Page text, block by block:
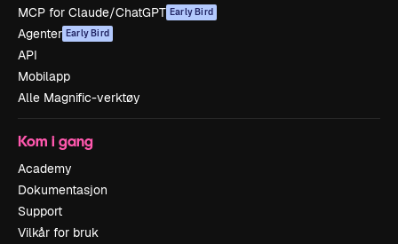
MCP for Claude/ChatGPT Early Bird
Agenter Early Bird
API
Mobilapp
Alle Magnific-verktøy
Kom i gang
Academy
Dokumentasjon
Support
Vilkår for bruk